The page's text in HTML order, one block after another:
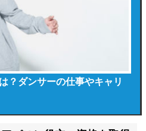
？ダンサーの仕事やキャリ